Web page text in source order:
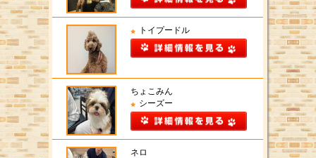
トイプードル
ちょこみん
シーズー
ネロ